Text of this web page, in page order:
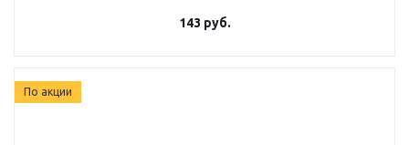
143 руб.
По акции